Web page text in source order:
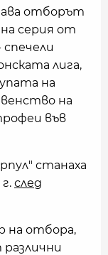
отборът
серия от
спечели
лига,
на
на
във
станаха
след
на отбора,